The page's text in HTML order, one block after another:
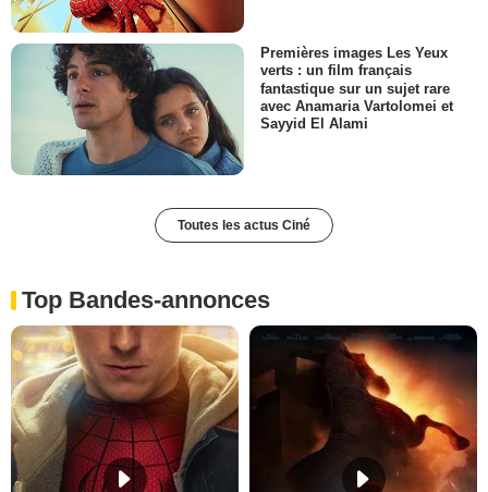
Premières images Les Yeux
verts : un film français
fantastique sur un sujet rare
avec Anamaria Vartolomei et
Sayyid El Alami
Toutes les actus Ciné
Top Bandes-annonces